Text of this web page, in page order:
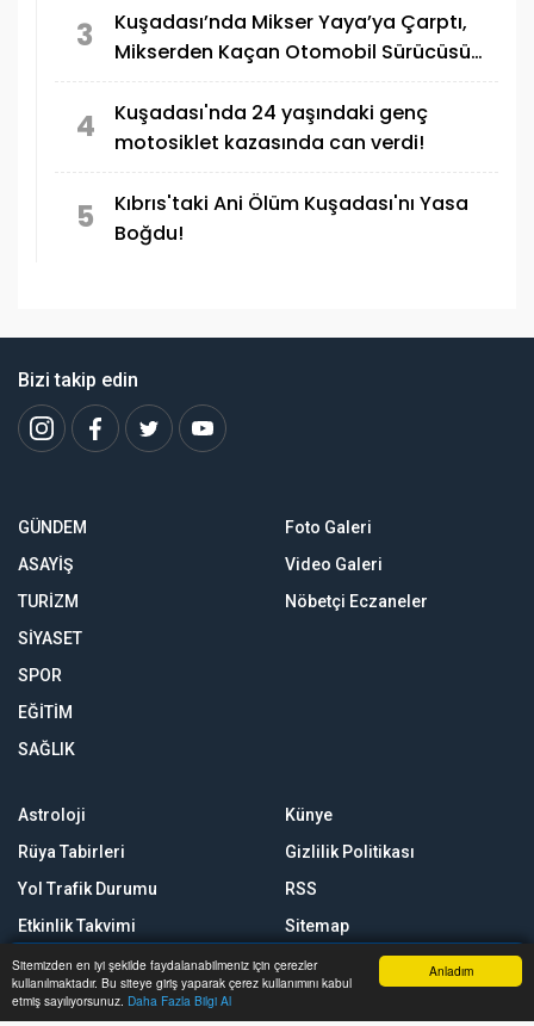
Anladım
Sitemizden en iyi şekilde faydalanabilmeniz için çerezler
kullanılmaktadır. Bu siteye giriş yaparak çerez kullanımını kabul
etmiş sayılıyorsunuz. Daha Fazla Bilgi Al
3
Kuşadası’nda Mikser Yaya’ya Çarptı,
Mikserden Kaçan Otomobil Sürücüsü
4
Kuşadası'nda 24 yaşındaki genç
motosiklet kazasında can verdi!
5
Kıbrıs'taki Ani Ölüm Kuşadası'nı Yasa
Boğdu!
Bizi takip edin
GÜNDEM
ASAYİŞ
TURİZM
SİYASET
SPOR
EĞİTİM
SAĞLIK
Foto Galeri
Video Galeri
Nöbetçi Eczaneler
Astroloji
Rüya Tabirleri
Yol Trafik Durumu
Etkinlik Takvimi
Künye
Gizlilik Politikası
RSS
Sitemap
Sitene Ekle
Anasayfa Yazarlar Haber Ara İhbar Hattı Menu